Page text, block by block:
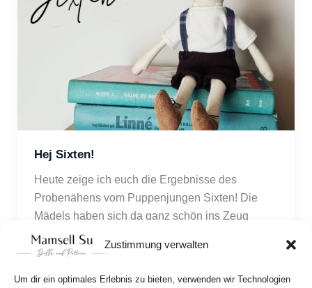
Zustimmung verwalten
Um dir ein optimales Erlebnis zu bieten, verwenden wir Technologien
Hej Sixten!
Heute zeige ich euch die Ergebnisse des
Probenähens vom Puppenjungen Sixten! Die
Mädels haben sich da ganz schön ins Zeug
gelegt und für euch gibt es das Schnittmuster ab
heute im Shop! 🤗😍